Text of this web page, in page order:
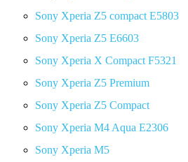
Sony Xperia Z5 compact E5803
Sony Xperia Z5 E6603
Sony Xperia X Compact F5321
Sony Xperia Z5 Premium
Sony Xperia Z5 Compact
Sony Xperia M4 Aqua E2306
Sony Xperia M5